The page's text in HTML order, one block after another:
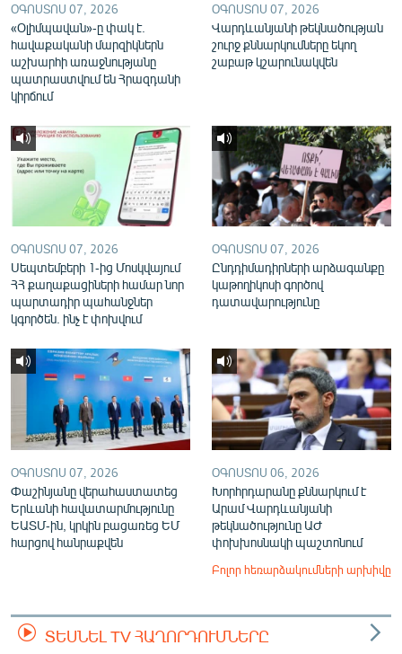
«Ազատության» բոլոր կայքերը
ՕԳՈՍՏՈՍ 07, 2026
«Օլիմպավան»-ը փակ է.
հավաքականի մարզիկներն
աշխարհի առաջնությանը
պատրաստվում են Հրազդանի
կիրճում
ՕԳՈՍՏՈՍ 07, 2026
Վարդևանյանի թեկնածության
շուրջ քննարկումները եկող
շաբաթ կշարունակվեն
ՕԳՈՍՏՈՍ 07, 2026
Սեպտեմբերի 1-ից Մոսկվայում
ՀՀ քաղաքացիների համար նոր
պարտադիր պահանջներ
կգործեն. ինչ է փոխվում
ՕԳՈՍՏՈՍ 07, 2026
Ընդդիմադիրների արձագանքը
կաթողիկոսի գործով
դատավարությունը
ՕԳՈՍՏՈՍ 07, 2026
Փաշինյանը վերահաստատեց
Երևանի հավատարմությունը
ԵԱՏՄ-ին, կրկին բացառեց ԵՄ
հարցով հանրաքվեն
ՕԳՈՍՏՈՍ 06, 2026
Խորհրդարանը քննարկում է
Արամ Վարդևանյանի
թեկնածությունը ԱԺ
փոխխոսնակի պաշտոնում
Բոլոր հեռարձակումների արխիվը
ՏԵՍՆԵԼ TV ՀԱՂՈՐԴՈՒՄՆԵՐԸ